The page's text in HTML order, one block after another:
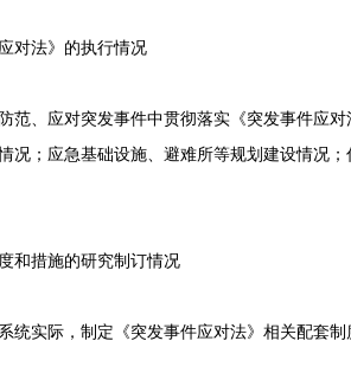
法》的执行情况
、应对突发事件中贯彻落实《突发事件应对
况；应急基础设施、避难所等规划建设情况
措施的研究制订情况
实际，制定《突发事件应对法》相关配套制